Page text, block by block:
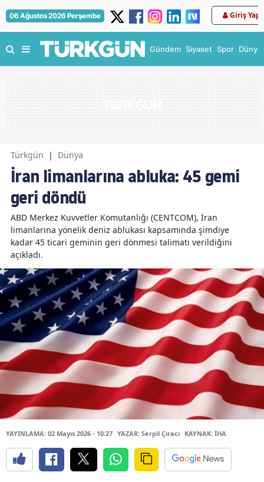
06 Ağustos 2026 Perşembe Giriş Yap
Gündem Siyaset Spor Dünya
Türkgün | Dünya
İran limanlarına abluka: 45 gemi
geri döndü
ABD Merkez Kuvvetler Komutanlığı (CENTCOM), İran
limanlarına yönelik deniz ablukası kapsamında şimdiye
kadar 45 ticari geminin geri dönmesi talimatı verildiğini
açıkladı.
YAYINLAMA: 02 Mayıs 2026 - 10:27 YAZAR: Serpil Çıracı KAYNAK: İHA